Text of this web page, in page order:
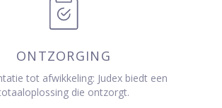
ONTZORGING
tot afwikkeling: Judex biedt een
die ontzorgt.